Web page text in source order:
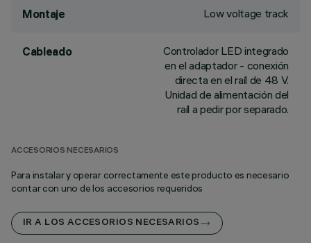
Montaje Low voltage track
Cableado
Controlador LED integrado
en el adaptador - conexión
directa en el raíl de 48 V.
Unidad de alimentación del
raíl a pedir por separado.
ACCESORIOS NECESARIOS
Para instalar y operar correctamente este producto es necesario
contar con uno de los accesorios requeridos
IR A LOS ACCESORIOS NECESARIOS